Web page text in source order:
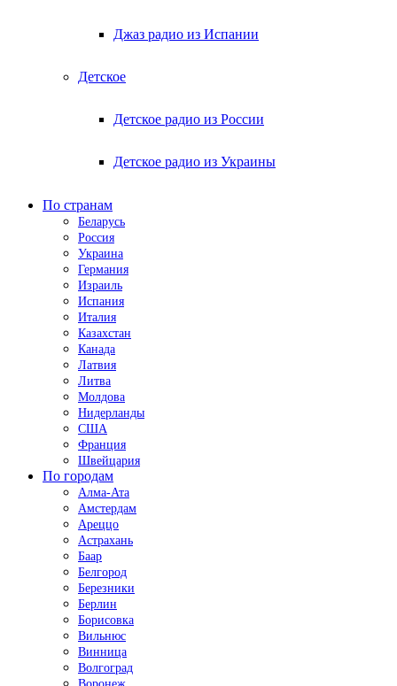
Джаз радио из Испании
Детское
Детское радио из России
Детское радио из Украины
По странам
Беларусь
Россия
Украина
Германия
Израиль
Испания
Италия
Казахстан
Канада
Латвия
Литва
Молдова
Нидерланды
США
Франция
Швейцария
По городам
Алма-Ата
Амстердам
Ареццо
Астрахань
Баар
Белгород
Березники
Берлин
Борисовка
Вильнюс
Винница
Волгоград